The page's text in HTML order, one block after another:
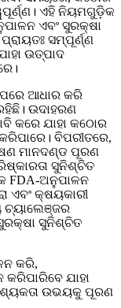
ଏହି ନିୟମଗୁଡ଼ିକ
ଏବଂ ସୁରକ୍ଷା
ସମ୍ପୂର୍ଣ୍ଣ
ଉତ୍ପାଦ
ଆଧାର କରି
ଉଦାହରଣ
କରେ ଯାହା କଠୋର
ବିପରୀତରେ,
ମାନଦଣ୍ଡ ପୂରଣ
ସୁନିଶ୍ଚିତ
FDA-ଅନୁପାଳନ
ଏବଂ କ୍ଷୟକାରୀ
ସୁନିଶ୍ଚିତ
କରି,
ଯାହା
ଉଭୟକୁ ପୂରଣ